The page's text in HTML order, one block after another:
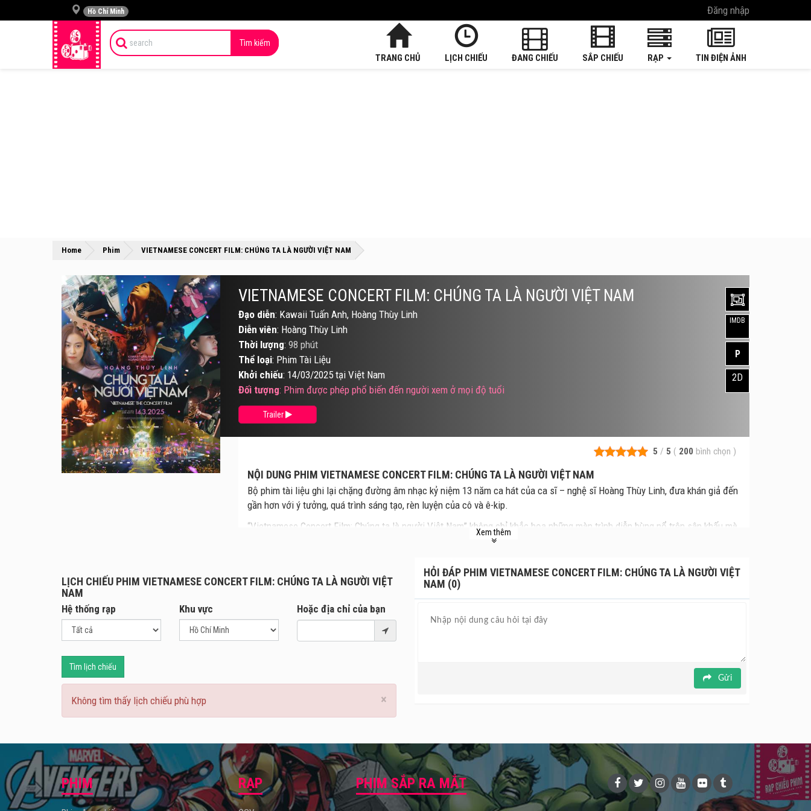
Hồ Chí Minh Đăng nhập
Tìm kiếm
TRANG CHỦ LỊCH CHIẾU ĐANG CHIẾU SẮP CHIẾU RẠP TIN ĐIỆN ẢNH
Home »
Phim »
VIETNAMESE CONCERT FILM: CHÚNG TA LÀ NGƯỜI VIỆT NAM
5 / 5 ( 200 bình chọn )
NỘI DUNG PHIM VIETNAMESE CONCERT FILM: CHÚNG TA LÀ NGƯỜI VIỆT NAM
Bộ phim tài liệu ghi lại chặng đường âm nhạc kỷ niệm 13 năm ca hát của ca sĩ – nghệ sĩ Hoàng Thùy Linh, đưa khán giả đến
gần hơn với ý tưởng, quá trình sáng tạo, rèn luyện của cô và ê-kip.
“Vietnamese Concert Film: Chúng ta là người Việt Nam” không chỉ khắc họa những màn trình diễn bùng nổ trên sân khấu mà
còn hé lộ những khoảnh khắc hậu trường, nơi toàn bộ ê-kip đã nỗ lực không ngừng để tạo nên một đêm diễn hoàn mỹ.
Xem thêm
VIETNAMESE CONCERT FILM: CHÚNG TA LÀ NGƯỜI VIỆT NAM
Đạo diễn: Kawaii Tuấn Anh, Hoàng Thùy Linh
Diễn viên: Hoàng Thùy Linh
Thời lượng: 98 phút
Thể loại: Phim Tài Liệu
Khởi chiếu: 14/03/2025 tại Việt Nam
Đối tượng: Phim được phép phổ biến đến người xem ở mọi độ tuổi
Trailer
IMDB
P
2D
LỊCH CHIẾU PHIM VIETNAMESE CONCERT FILM: CHÚNG TA LÀ NGƯỜI VIỆT
NAM
Hệ thống rạp Khu vực Hoặc địa chỉ của bạn
Tìm lịch chiếu
×
Không tìm thấy lịch chiếu phù hợp
HỎI ĐÁP PHIM VIETNAMESE CONCERT FILM: CHÚNG TA LÀ NGƯỜI VIỆT
NAM (0)
Gửi
PHIM RẠP PHIM SẮP RA MẮT